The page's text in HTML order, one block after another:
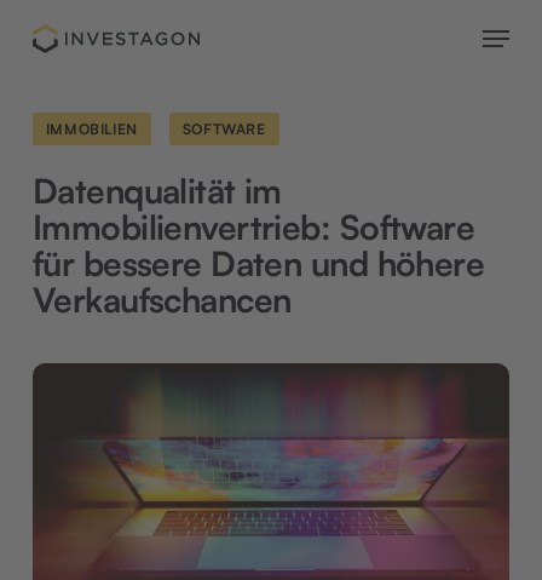
Menu
IMMOBILIEN SOFTWARE
Datenqualität im
Immobilienvertrieb: Software
für bessere Daten und höhere
Verkaufschancen